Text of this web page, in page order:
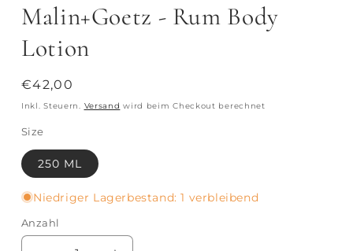
Malin+Goetz - Rum Body
Lotion
Normaler
Preis
€42,00
Inkl. Steuern. Versand wird beim Checkout berechnet
Size
250 ML
Niedriger Lagerbestand: 1 verbleibend
Anzahl